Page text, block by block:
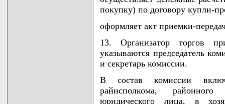
покупку) по договору купли-
оформляет акт приемки-
13. Организатор торгов
указываются председатель
и секретарь комиссии.
В состав комиссии
райисполкома,
юридического лица, в